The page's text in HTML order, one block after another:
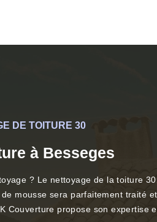
DE TOITURE 30
à Besseges
? Le nettoyage de la toiture
mousse sera parfaitement traité
propose son expertise